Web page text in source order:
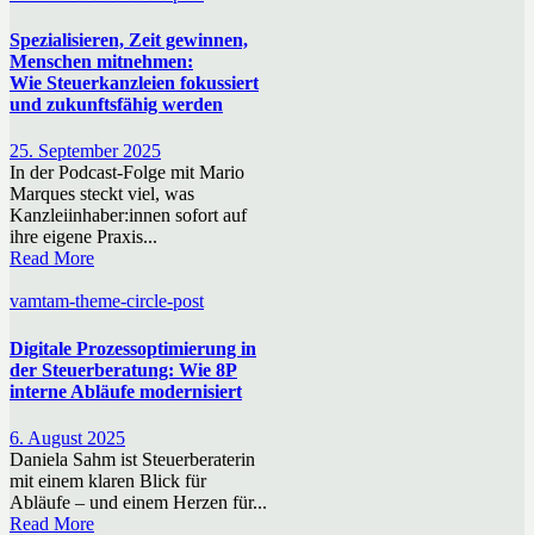
Spezialisieren, Zeit gewinnen,
Menschen mitnehmen:
Wie Steuerkanzleien fokussiert
und zukunftsfähig werden
25. September 2025
In der Podcast-Folge mit Mario
Marques steckt viel, was
Kanzleiinhaber:innen sofort auf
ihre eigene Praxis...
Read More
vamtam-theme-circle-post
Digitale Prozessoptimierung in
der Steuerberatung: Wie 8P
interne Abläufe modernisiert
6. August 2025
Daniela Sahm ist Steuerberaterin
mit einem klaren Blick für
Abläufe – und einem Herzen für...
Read More